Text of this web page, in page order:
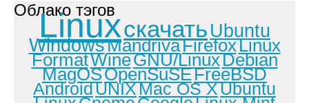
Облако тэгов
Linuxскачать Ubuntu
WindowsMandrivaFirefoxLinux
FormatWineGNU/LinuxDebian
MagOSOpenSuSEFreeBSD
AndroidUNIXMac OS XUbuntu